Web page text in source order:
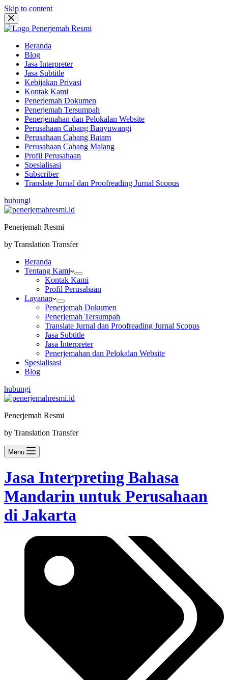
Skip to content
Beranda
Blog
Jasa Interpreter
Jasa Subtitle
Kebijakan Privasi
Kontak Kami
Penerjemah Dokumen
Penerjemah Tersumpah
Penerjemahan dan Pelokalan Website
Perusahaan Cabang Banyuwangi
Perusahaan Cabang Batam
Perusahaan Cabang Malang
Profil Perusahaan
Spesialisasi
Subscriber
Translate Jurnal dan Proofreading Jurnal Scopus
hubungi
Penerjemah Resmi
by Translation Transfer
Beranda
Tentang Kami
Kontak Kami
Profil Perusahaan
Layanan
Penerjemah Dokumen
Penerjemah Tersumpah
Translate Jurnal dan Proofreading Jurnal Scopus
Jasa Subtitle
Jasa Interpreter
Penerjemahan dan Pelokalan Website
Spesialisasi
Blog
hubungi
Penerjemah Resmi
by Translation Transfer
Menu
Jasa Interpreting Bahasa
Mandarin untuk Perusahaan
di Jakarta